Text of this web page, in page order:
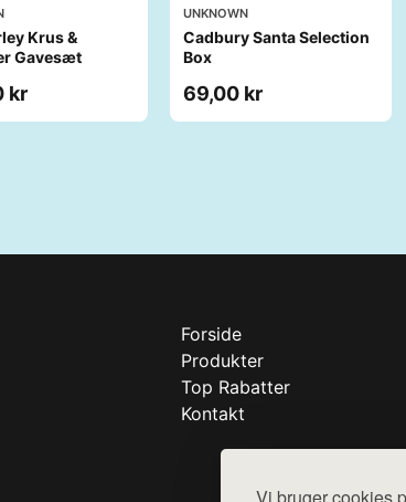
Krus &
Gavesæt
kr
UNKNOWN
Cadbury Santa Selection
Box
69,00 kr
Forside
Produkter
Top Rabatter
Kontakt